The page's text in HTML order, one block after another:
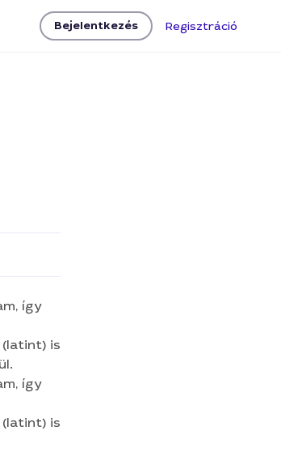
Bejelentkezés Regisztráció
így
is
így
is